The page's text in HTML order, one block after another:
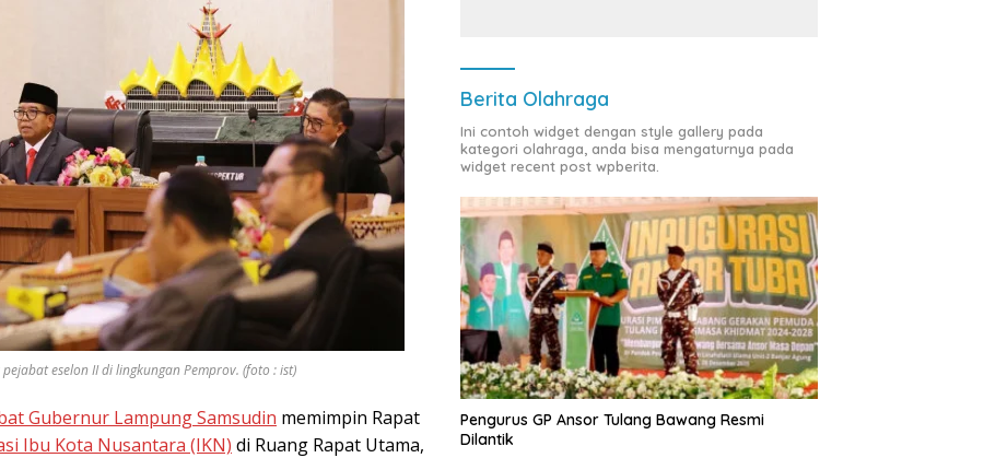
eselon II di lingkungan Pemprov. (foto : ist)
Gubernur Lampung Samsudin memimpin Rapat
Ibu Kota Nusantara (IKN) di Ruang Rapat Utama,
Berita Olahraga
Ini contoh widget dengan style gallery pada
kategori olahraga, anda bisa mengaturnya pada
widget recent post wpberita.
Pengurus GP Ansor Tulang Bawang Resmi
Dilantik